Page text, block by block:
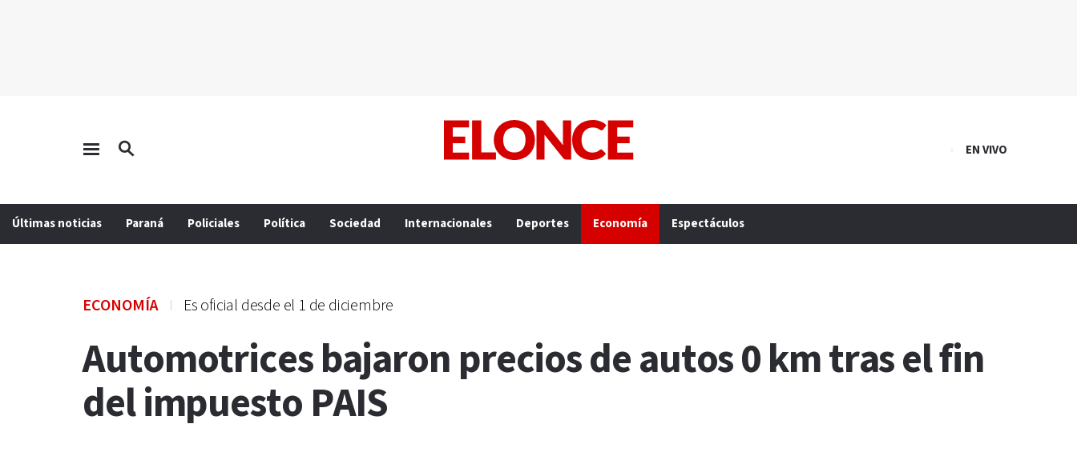
EN VIVO
Últimas noticias Paraná Policiales Política Sociedad Internacionales Deportes Economía Espectáculos
ECONOMÍA Es oficial desde el 1 de diciembre
Automotrices bajaron precios de autos 0 km tras el fin
del impuesto PAIS